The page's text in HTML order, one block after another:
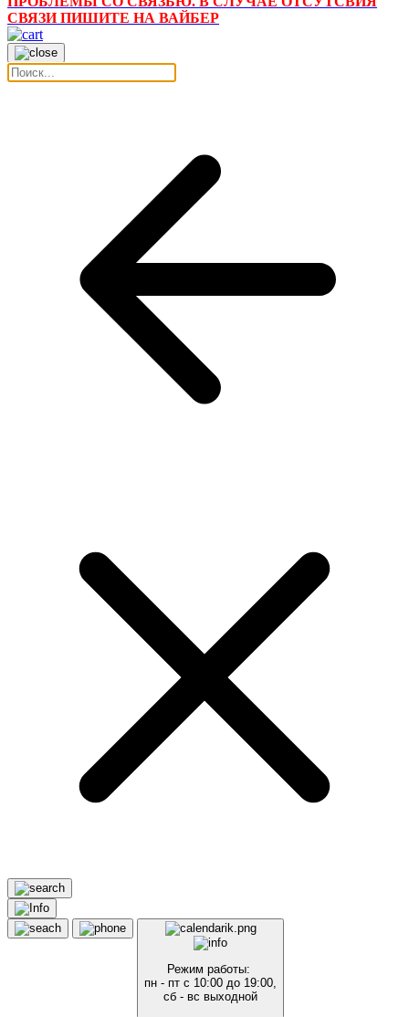
СВЯЗИ ПИШИТЕ НА ВАЙБЕР
Режим работы:
пн - пт с 10:00 до 19:00,
сб - вс выходной